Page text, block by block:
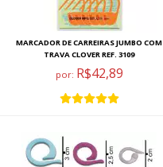
MARCADOR DE CARREIRAS JUMBO COM
TRAVA CLOVER REF. 3109
por: R$42,89